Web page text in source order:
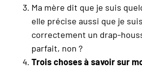
Ma mère dit que je suis
elle précise aussi que je
correctement un drap-
parfait, non ?
Trois choses à savoir sur